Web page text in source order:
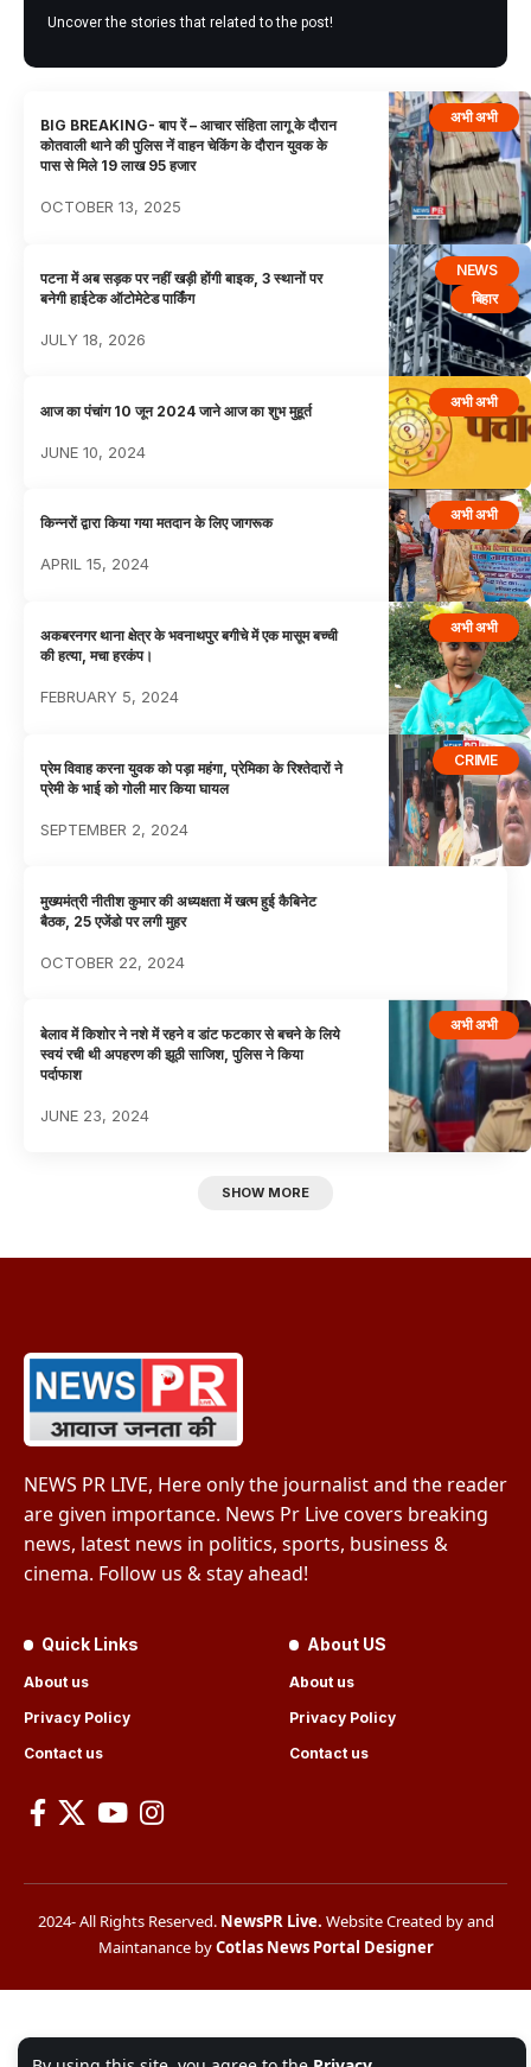
Uncover the stories that related to the post!
अभी अभी
BIG BREAKING- बाप रें – आचार संहिता लागू के दौरान
कोतवाली थाने की पुलिस नें वाहन चेकिंग के दौरान युवक के
पास से मिले 19 लाख 95 हजार
OCTOBER 13, 2025
NEWS
बिहार
पटना में अब सड़क पर नहीं खड़ी होंगी बाइक, 3 स्थानों पर
बनेगी हाईटेक ऑटोमेटेड पार्किंग
JULY 18, 2026
अभी अभी
आज का पंचांग 10 जून 2024 जाने आज का शुभ मुहूर्त
JUNE 10, 2024
अभी अभी
किन्नरों द्वारा किया गया मतदान के लिए जागरूक
APRIL 15, 2024
अभी अभी
अकबरनगर थाना क्षेत्र के भवनाथपुर बगीचे में एक मासूम बच्ची
की हत्या, मचा हरकंप।
FEBRUARY 5, 2024
CRIME
प्रेम विवाह करना युवक को पड़ा महंगा, प्रेमिका के रिश्तेदारों ने
प्रेमी के भाई को गोली मार किया घायल
SEPTEMBER 2, 2024
मुख्यमंत्री नीतीश कुमार की अध्यक्षता में खत्म हुई कैबिनेट
बैठक, 25 एजेंडो पर लगी मुहर
OCTOBER 22, 2024
अभी अभी
बेलाव में किशोर ने नशे में रहने व डांट फटकार से बचने के लिये
स्वयं रची थी अपहरण की झूठी साजिश, पुलिस ने किया
पर्दाफाश
JUNE 23, 2024
SHOW MORE
NEWS PR LIVE, Here only the journalist and the reader
are given importance. News Pr Live covers breaking
news, latest news in politics, sports, business &
cinema. Follow us & stay ahead!
Quick Links
About us
Privacy Policy
Contact us
About US
About us
Privacy Policy
Contact us
2024- All Rights Reserved. NewsPR Live. Website Created by and
Maintanance byCotlas News Portal Designer